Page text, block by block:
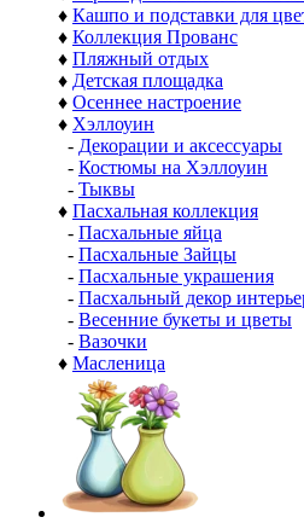
♦ Кашпо и подставки для
♦ Коллекция Прованс
♦ Пляжный отдых
♦ Детская площадка
♦ Осеннее настроение
♦ Хэллоуин
- Декорации и аксессуары
- Костюмы на Хэллоуин
- Тыквы
♦ Пасхальная коллекция
- Пасхальные яйца
- Пасхальные Зайцы
- Пасхальные украшения
- Пасхальный декор
- Весенние букеты и цветы
- Вазочки
♦ Масленица